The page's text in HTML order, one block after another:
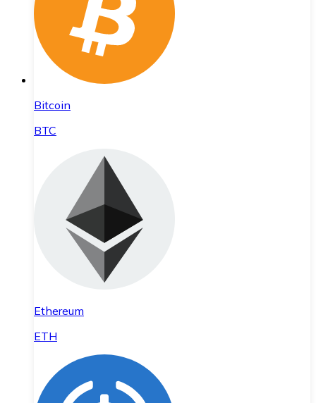
Bitcoin
BTC
Ethereum
ETH